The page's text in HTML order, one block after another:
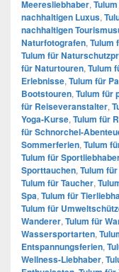
Meeresliebhaber,
nachhaltigen Luxus,
nachhaltigen
Naturfotografen, Tulum
Tulum für
für Naturtouren, Tulum
Erlebnisse, Tulum für
Bootstouren, Tulum für
für Reiseveranstalter,
Yoga-Kurse, Tulum für
für Schnorchel-
Sommerferien, Tulum
Tulum für
Sporttauchen, Tulum
Tulum für Taucher,
Spa, Tulum für
Tulum für
Wanderer, Tulum für
Wassersportarten,
Entspannungsferien,
Wellness-Liebhaber,